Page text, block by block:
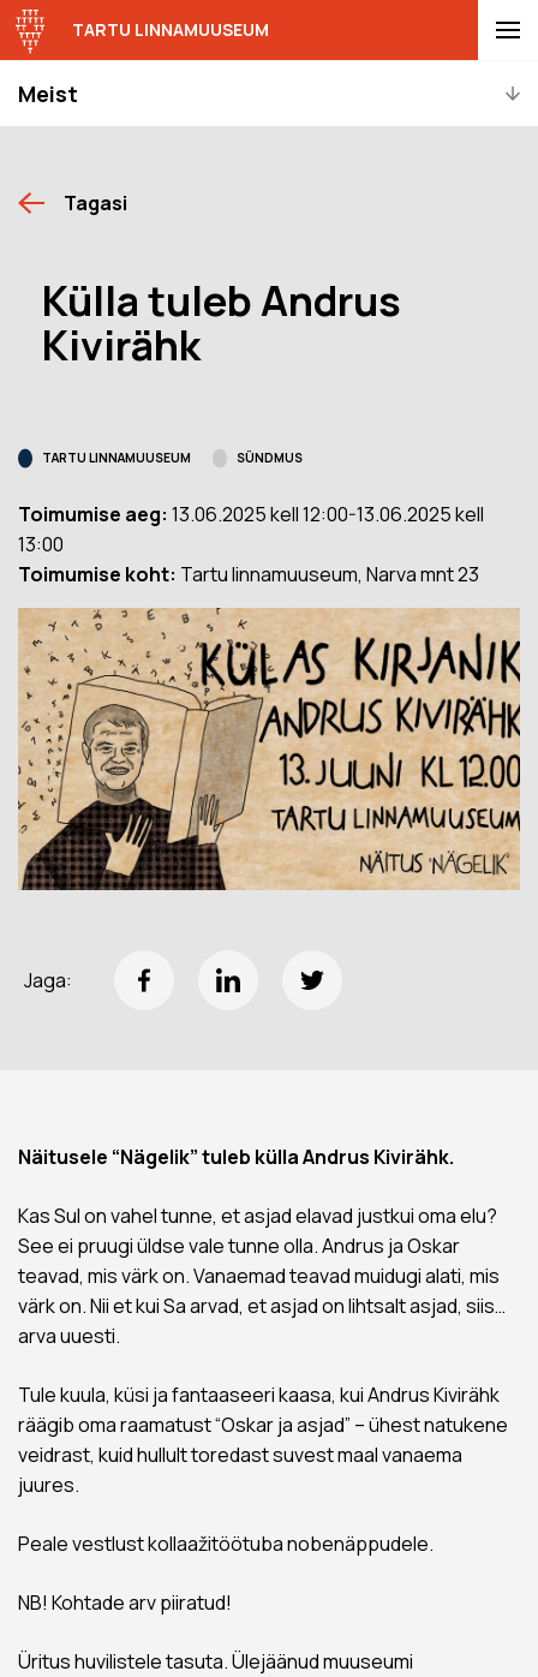
Meist
TARTU LINNAMUUSEUM
Tagasi
Külla tuleb Andrus
Kivirähk
TARTU LINNAMUUSEUM SÜNDMUS
Toimumise aeg: 13.06.2025 kell 12:00-13.06.2025 kell
13:00
Toimumise koht: Tartu linnamuuseum, Narva mnt 23
Jaga:
Näitusele “Nägelik” tuleb külla Andrus Kivirähk.
Kas Sul on vahel tunne, et asjad elavad justkui oma elu?
See ei pruugi üldse vale tunne olla. Andrus ja Oskar
teavad, mis värk on. Vanaemad teavad muidugi alati, mis
värk on. Nii et kui Sa arvad, et asjad on lihtsalt asjad, siis…
arva uuesti.
Tule kuula, küsi ja fantaaseeri kaasa, kui Andrus Kivirähk
räägib oma raamatust “Oskar ja asjad” – ühest natukene
veidrast, kuid hullult toredast suvest maal vanaema
juures.
Peale vestlust kollaažitöötuba nobenäppudele.
NB! Kohtade arv piiratud!
Üritus huvilistele tasuta. Ülejäänud muuseumi